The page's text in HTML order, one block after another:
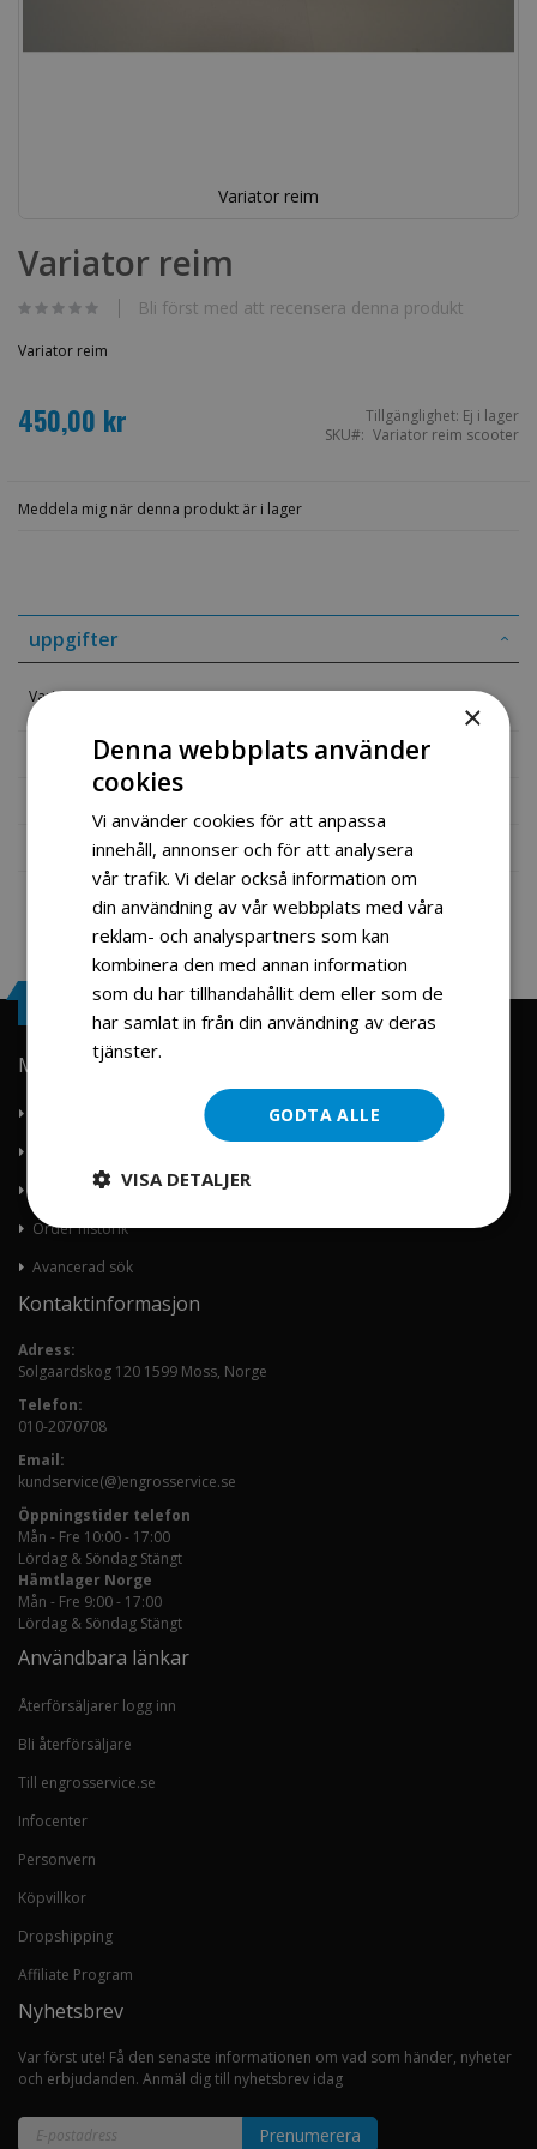
Variator reim
till
början
bildgalleriet
Variator reim
Bli först med att recensera denna produkt
Variator reim
450,00 kr Tillgänglighet: Ej i lager
SKU
Variator reim scooter
Meddela mig när denna produkt är i lager
uppgifter
Variator reim
Mer information
Fil vedlegg
Engrosservice.se
Min konto
Mitt konto
Order historik
Avancerad sök
Kontaktinformasjon
Adress:
Solgaardskog 120 1599 Moss, Norge
Telefon:
010-2070708
Email:
kundservice(@)engrosservice.se
Öppningstider telefon
Mån - Fre 10:00 - 17:00
Lördag & Söndag Stängt
Hämtlager Norge
Mån - Fre 9:00 - 17:00
Lördag & Söndag Stängt
Användbara länkar
Återförsäljarer logg inn
Bli återförsäljare
Till engrosservice.se
Infocenter
Personvern
Köpvillkor
Dropshipping
Affiliate Program
Nyhetsbrev
Var först ute! Få den senaste informationen om vad som händer, nyheter
och erbjudanden. Anmäl dig till nyhetsbrev idag
Prenumerera
×
Denna webbplats använder
cookies
Vi använder cookies för att anpassa
innehåll, annonser och för att analysera
vår trafik. Vi delar också information om
din användning av vår webbplats med våra
reklam- och analyspartners som kan
kombinera den med annan information
som du har tillhandahållit dem eller som de
har samlat in från din användning av deras
tjänster.
GODTA ALLE
VISA DETALJER